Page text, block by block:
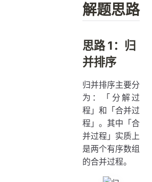
解题思路
思路 1：归
并排序
归并排序主要分
为：「分解过
程」和「合并过
程」。其中「合
并过程」实质上
是两个有序数组
的合并过程。